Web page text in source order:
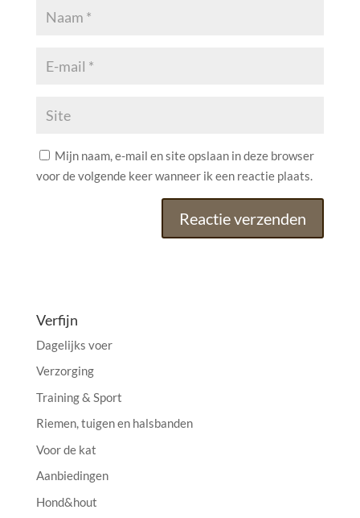
Mijn naam, e-mail en site opslaan in deze browser
voor de volgende keer wanneer ik een reactie plaats.
r
n
a
v
e
:
Verfijn
Dagelijks voer
Verzorging
Training & Sport
Riemen, tuigen en halsbanden
Voor de kat
Aanbiedingen
Hond&hout